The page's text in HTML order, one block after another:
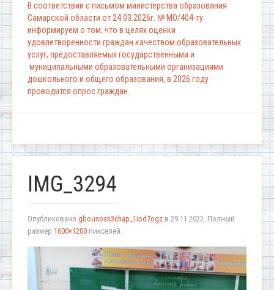
В соответствии с письмом министерства образования
Самарской области от 24.03.2026г. № МО/404-ту
информируем о том, что в целях оценки
удовлетворенности граждан качеством образовательных
услуг, предоставляемых государственными и
муниципальными образовательными организациями
дошкольного и общего образования, в 2026 году
проводится опрос граждан.
IMG_3294
Опубликовано gbousosh3chap_1iod7ogz в 29.11.2022. Полный
размер 1600×1200 пикселей.